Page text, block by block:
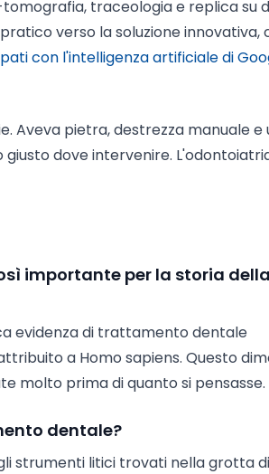
traceologia e replica su
verso la soluzione innovativa,
con l'intelligenza artificiale di
Aveva pietra, destrezza manuale e
dove intervenire.
importante per la storia della
evidenza di trattamento dentale
a Homo sapiens. Questo
molto prima di quanto si pensasse.
dentale?
strumenti litici trovati nella grotta di